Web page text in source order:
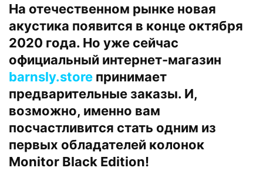
На отечественном рынке новая
акустика появится в конце октября
2020 года. Но уже сейчас
официальный интернет-магазин
barnsly.store принимает
предварительные заказы. И,
возможно, именно вам
посчастливится стать одним из
первых обладателей колонок
Monitor Black Edition!